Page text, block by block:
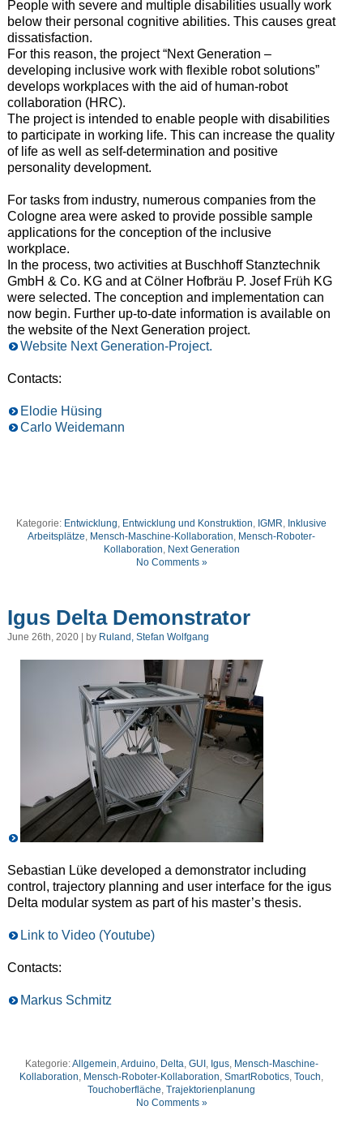
People with severe and multiple disabilities usually work
below their personal cognitive abilities. This causes great
dissatisfaction.
For this reason, the project “Next Generation –
developing inclusive work with flexible robot solutions”
develops workplaces with the aid of human-robot
collaboration (HRC).
The project is intended to enable people with disabilities
to participate in working life. This can increase the quality
of life as well as self-determination and positive
personality development.
For tasks from industry, numerous companies from the
Cologne area were asked to provide possible sample
applications for the conception of the inclusive
workplace.
In the process, two activities at Buschhoff Stanztechnik
GmbH & Co. KG and at Cölner Hofbräu P. Josef Früh KG
were selected. The conception and implementation can
now begin. Further up-to-date information is available on
the website of the Next Generation project.
Website Next Generation-Project.
Contacts:
Elodie Hüsing
Carlo Weidemann
Kategorie: Entwicklung, Entwicklung und Konstruktion, IGMR, Inklusive
Arbeitsplätze, Mensch-Maschine-Kollaboration, Mensch-Roboter-
Kollaboration, Next Generation
No Comments »
Igus Delta Demonstrator
June 26th, 2020 | by Ruland, Stefan Wolfgang
Sebastian Lüke developed a demonstrator including
control, trajectory planning and user interface for the igus
Delta modular system as part of his master’s thesis.
Link to Video (Youtube)
Contacts:
Markus Schmitz
Kategorie:Allgemein,Arduino, Delta, GUI , Igus, Mensch-Maschine-
Kollaboration, Mensch-Roboter-Kollaboration,SmartRobotics,Touch,
Touchoberfläche,Trajektorienplanung
No Comments »